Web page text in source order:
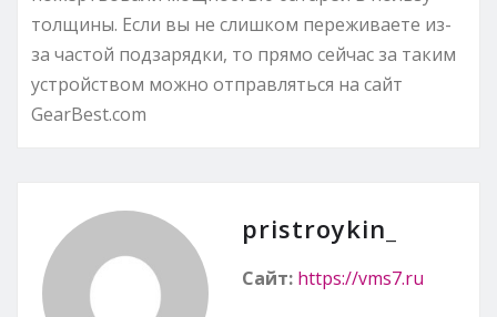
толщины. Если вы не слишком переживаете из-
за частой подзарядки, то прямо сейчас за таким
устройством можно отправляться на сайт
GearBest.com
pristroykin_
Сайт: https://vms7.ru